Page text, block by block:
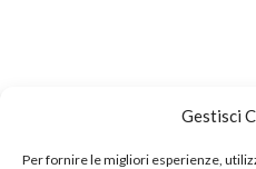
Gestisci
Per fornire le migliori esperienze,